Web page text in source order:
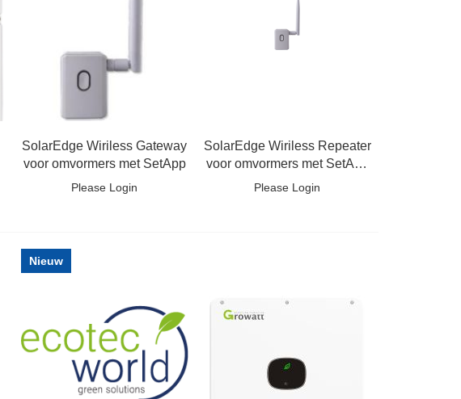
SolarEdge Wiriless Gateway
voor omvormers met SetApp
Please Login
SolarEdge Wiriless Repeater
voor omvormers met SetApp
config
Please Login
Nieuw